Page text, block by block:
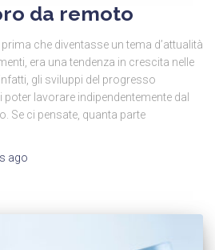
da remoto
che diventasse un tema d’attualità
era una tendenza in crescita nelle
gli sviluppi del progresso
lavorare indipendentemente dal
Se ci pensate, quanta parte
ago